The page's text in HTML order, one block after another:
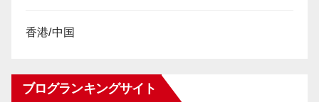
香港/中国
ブログランキングサイト